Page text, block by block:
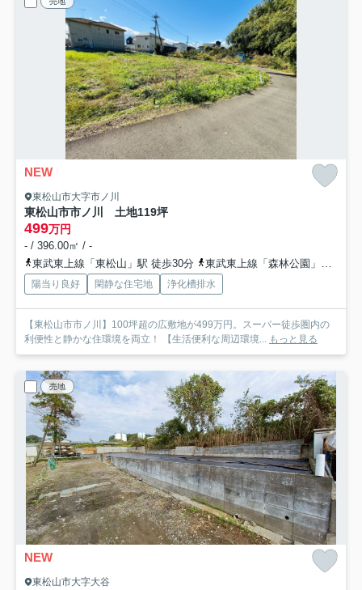
NEW
東松山市大字市ノ川
東松山市市ノ川 土地119坪
499万円
- / 396.00㎡ / -
東武東上線「東松山」駅 徒歩30分
東武東上線「森林公園」駅 徒歩26分
陽当り良好 閑静な住宅地 浄化槽排水
【東松山市市ノ川】100坪超の広敷地が499万円。スーパー徒歩圏内の
利便性と静かな住環境を両立！ 【生活便利な周辺環境... もっと見る
売地
NEW
東松山市大字大谷